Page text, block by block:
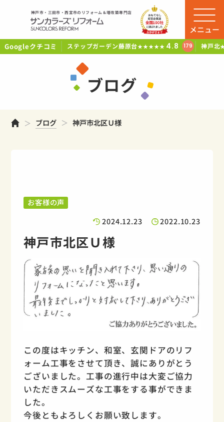
神戸市・三田市・西宮市のリフォーム＆増改築専門店
Googleクチコミ ステップガーデン藤原台★★★★★ 4.8 179 神戸北
メニュー
ブログ
ホームブログ 神戸市北区Ｕ様
お客様の声
2024.12.23
2022.10.23
神戸市北区Ｕ様
この度はキッチン、和室、玄関ドアのリフ
ォーム工事をさせて頂き、誠にありがとう
ございました。工事の進行中は大変ご協力
いただきスムーズな工事をする事ができま
した。
今後ともよろしくお願い致します。